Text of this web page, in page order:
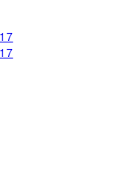
17
17